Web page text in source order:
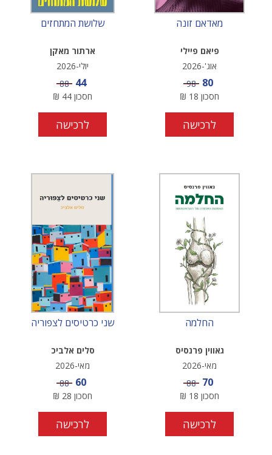
מאדאם זונה
פיאם פיילי
אוג'-2026
מחיר מבצע
80 מחיר
98
חסכון 18
₪
לרכישה
שלושת המתחזים
ארתור מאקן
יולי-2026
מחיר מבצע
44 מחיר
88
חסכון 44
₪
לרכישה
החלמה
גאווין פרנסיס
מאי-2026
מחיר מבצע
70 מחיר
88
חסכון 18
₪
לרכישה
שני כרטיסים לצפוריה
סלים אלביכ
מאי-2026
מחיר מבצע
60 מחיר
88
חסכון 28
₪
לרכישה